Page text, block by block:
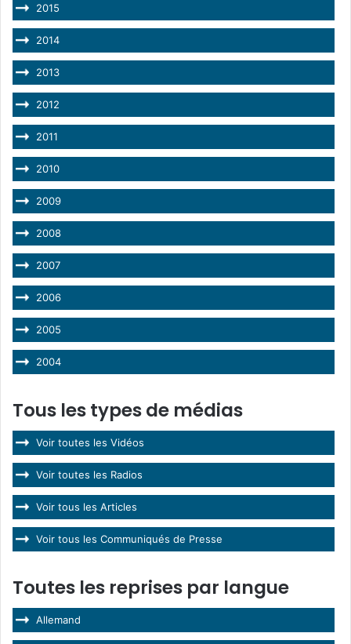
2015
2014
2013
2012
2011
2010
2009
2008
2007
2006
2005
2004
Tous les types de médias
Voir toutes les Vidéos
Voir toutes les Radios
Voir tous les Articles
Voir tous les Communiqués de Presse
Toutes les reprises par langue
Allemand